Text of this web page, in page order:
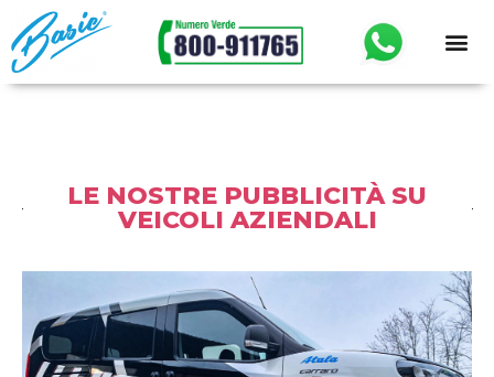
LE NOSTRE PUBBLICITÀ SU
VEICOLI AZIENDALI